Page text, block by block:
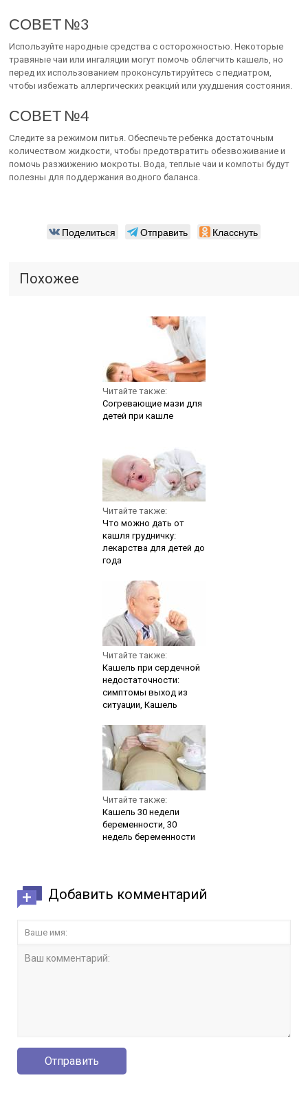
СОВЕТ №3
Используйте народные средства с осторожностью. Некоторые
травяные чаи или ингаляции могут помочь облегчить кашель, но
перед их использованием проконсультируйтесь с педиатром,
чтобы избежать аллергических реакций или ухудшения состояния.
СОВЕТ №4
Следите за режимом питья. Обеспечьте ребенка достаточным
количеством жидкости, чтобы предотвратить обезвоживание и
помочь разжижению мокроты. Вода, теплые чаи и компоты будут
полезны для поддержания водного баланса.
Поделиться Отправить Класснуть
Похожее
Читайте также:
Согревающие мази для
детей при кашле
Читайте также:
Что можно дать от
кашля грудничку:
лекарства для детей до
года
Читайте также:
Кашель при сердечной
недостаточности:
симптомы выход из
ситуации, Кашель
Читайте также:
Кашель 30 недели
беременности, 30
недель беременности
Добавить комментарий